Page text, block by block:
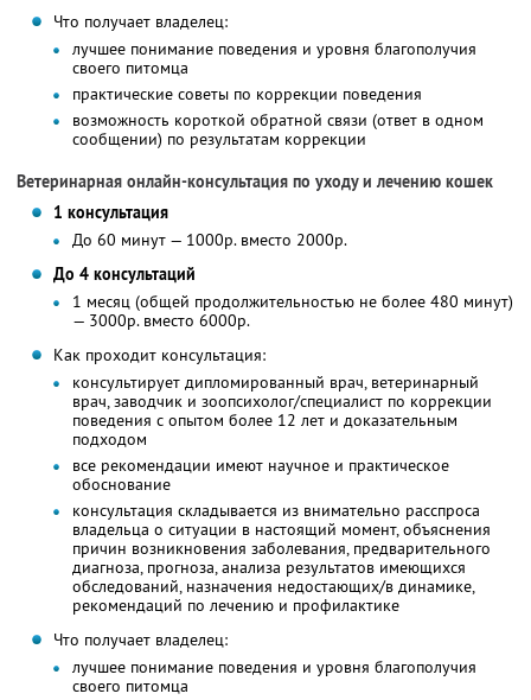
Что получает владелец:
лучшее понимание поведения и уровня благополучия
своего питомца
практические советы по коррекции поведения
возможность короткой обратной связи (ответ в одном
сообщении) по результатам коррекции
Ветеринарная онлайн-консультация по уходу и лечению кошек
1 консультация
До 60 минут — 1000р. вместо 2000р.
До 4 консультаций
1 месяц (общей продолжительностью не более 480 минут)
— 3000р. вместо 6000р.
Как проходит консультация:
консультирует дипломированный врач, ветеринарный
врач, заводчик и зоопсихолог/специалист по коррекции
поведения с опытом более 12 лет и доказательным
подходом
все рекомендации имеют научное и практическое
обоснование
консультация складывается из внимательно расспроса
владельца о ситуации в настоящий момент, объяснения
причин возникновения заболевания, предварительного
диагноза, прогноза, анализа результатов имеющихся
обследований, назначения недостающих/в динамике,
рекомендаций по лечению и профилактике
Что получает владелец:
лучшее понимание поведения и уровня благополучия
своего питомца